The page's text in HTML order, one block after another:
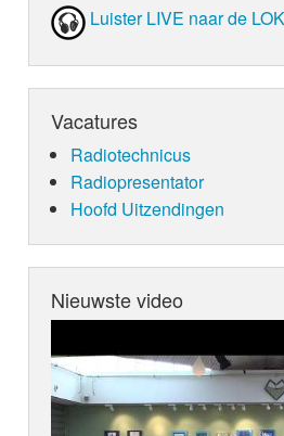
Luister LIVE naar de LOK
Vacatures
Radiotechnicus
Radiopresentator
Hoofd Uitzendingen
Nieuwste video